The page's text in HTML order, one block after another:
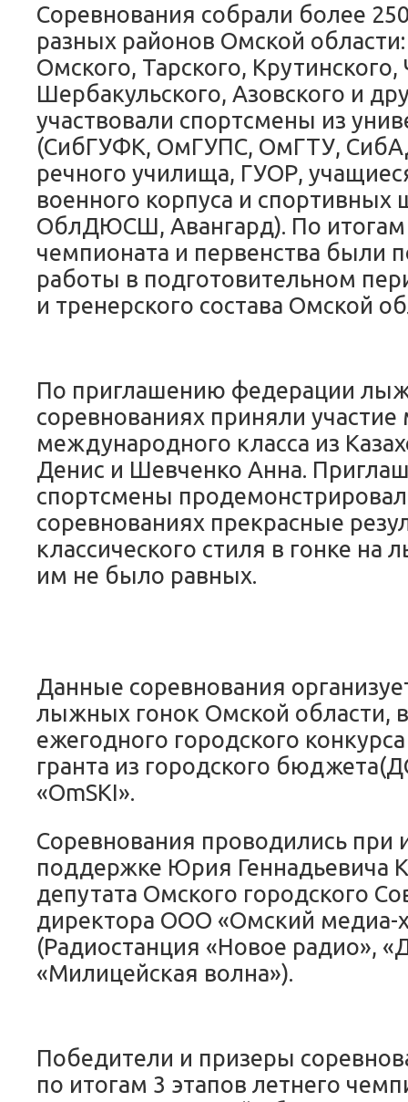
Соревнования собрали более
разных районов Омской
Омского, Тарского, Крутинского,
Шербакульского, Азовского и
участвовали спортсмены из
(СибГУФК, ОмГУПС, ОмГТУ,
речного училища, ГУОР,
военного корпуса и
ОблДЮСШ, Авангард). По итогам
чемпионата и первенства были
работы в подготовительном
и тренерского состава Омской
По приглашению федерации
соревнованиях приняли участие
международного класса из
Денис и Шевченко Анна.
спортсмены
соревнованиях прекрасные
классического стиля в гонке на
им не было равных.
Данные соревнования
лыжных гонок Омской области,
ежегодного городского
гранта из городского
«OmSKI».
Соревнования проводились
поддержке Юрия Геннадьевича
депутата Омского городского
директора ООО «Омский медиа-
(Радиостанция «Новое радио»,
«Милицейская волна»).
Победители и призеры
по итогам 3 этапов летнего